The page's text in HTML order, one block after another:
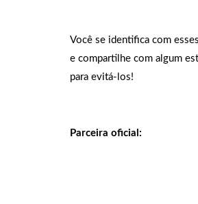
Você se identifica com
e compartilhe com algum
para evitá-los!
Parceira oficial: